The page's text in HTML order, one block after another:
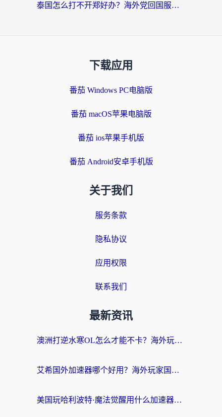
泰国怎么打不开郑好办？海外党回国服务+影音追剧全搞定的实用指南
下载应用
番茄 Windows PC电脑版
番茄 macOS苹果电脑版
番茄 ios苹果手机版
番茄 Android安卓手机版
关于我们
服务条款
隐私协议
应用权限
联系我们
最新资讯
澳洲打逆水寒OL怎么才能不卡？海外玩家国服游戏加速终极指南（附梦幻模拟战地铁跑酷解决办法）
艾希国外加速器哪个好用？海外玩家国服游戏畅玩终极指南（附欧洲玩鸣潮街头篮球实测）
美国玩哈利波特·魔法觉醒用什么加速器？告别延迟的终极指南（含免费QQ炫舞方案+印尼妄想山海秘籍）